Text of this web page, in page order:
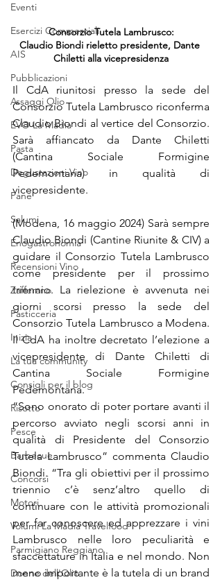
Eventi
Esercizi Commerciali
AIS
Pubblicazioni
Assaggi Olio
EVO La Madia
Pasta
Degustazioni Vino
Pane
Salumi
Enogastronomia
Recensioni Vino
Zafferano
Pasticceria
Inizia
La tua community
Consigli per il blog
Risotto
Pesce
Barbecue
Concorsi
Motori
Volumi La Madia Travelfood
Parmigiano Reggiano
Donne dell'Olio
Consorzio Tutela Lambrusco:
Claudio Biondi rieletto presidente, Dante
Chiletti alla vicepresidenza
Il CdA riunitosi presso la sede del
Consorzio Tutela Lambrusco riconferma
Claudio Biondi al vertice del Consorzio.
Sarà affiancato da Dante Chiletti
(Cantina Sociale Formigine
Pedemontana) in qualità di
vicepresidente.
(Modena, 16 maggio 2024) Sarà sempre
Claudio Biondi (Cantine Riunite & CIV) a
guidare il Consorzio Tutela Lambrusco
come presidente per il prossimo
triennio. La rielezione è avvenuta nei
giorni scorsi presso la sede del
Consorzio Tutela Lambrusco a Modena.
Il CdA ha inoltre decretato l’elezione a
vicepresidente di Dante Chiletti di
Cantina Sociale Formigine
Pedemontana.
“Sono onorato di poter portare avanti il
percorso avviato negli scorsi anni in
qualità di Presidente del Consorzio
Tutela Lambrusco” commenta Claudio
Biondi. “Tra gli obiettivi per il prossimo
triennio c’è senz’altro quello di
continuare con le attività promozionali
per far conoscere ed apprezzare i vini
Lambrusco nelle loro peculiarità e
sfaccettature in Italia e nel mondo. Non
meno importante è la tutela di un brand